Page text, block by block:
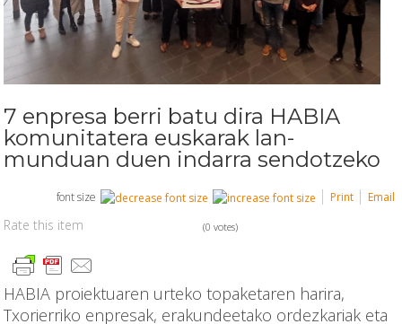
7 enpresa berri batu dira HABIA
komunitatera euskarak lan-
munduan duen indarra sendotzeko
font size Print Email
Rate this item (0 votes)
HABIA proiektuaren urteko topaketaren harira,
Txorierriko enpresak, erakundeetako ordezkariak eta